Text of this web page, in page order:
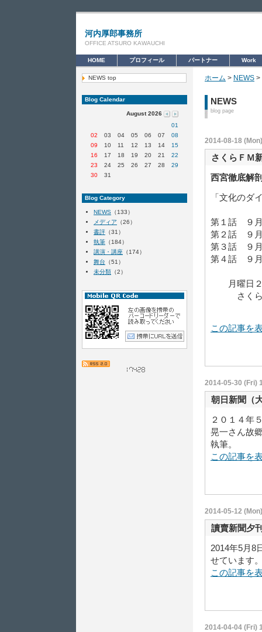
河内厚郎事務所
OFFICE ATSURO KAWAUCHI
HOME プロフィール パートナー Work
ホーム > NEWS >
NEWS
blog page
2014-08-18
さくらＦＭ
西宮徹底解
「文化のダ
第１話 ９
第２話 ９
第３話 ９
第４話 ９
月曜日２
さくら
この記事を
2014-05-30 (Fri)
朝日新聞（
２０１４年
晃一さん故
執筆。
この記事を
2014-05-12
讀賣新聞夕
2014年5月8
せています
この記事を
2014-04-04 (Fri)
NEWS top
Blog Calendar
August 2026
01
02
03 04 05 06 07
08
09
10 11 12 13 14
15
16
17 18 19 20 21
22
23
24 25 26 27 28
29
30
31
Blog Category
NEWS （133）
メディア （26）
書評 （31）
執筆 （184）
講演・講座 （174）
舞台 （51）
未分類 （2）